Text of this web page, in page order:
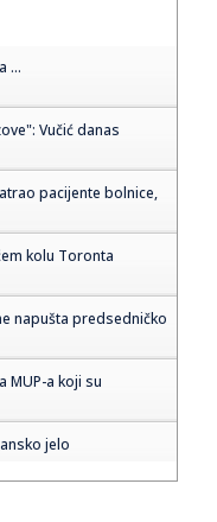
...
Vučić danas
pacijente bolnice,
kolu Toronta
napušta predsedničko
MUP-a koji su
jelo